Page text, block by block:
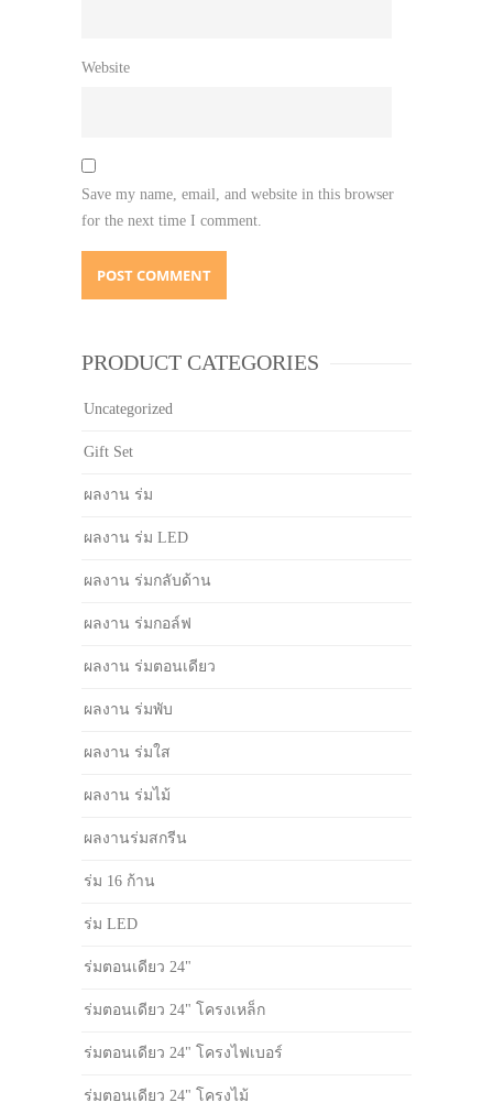
Website
Save my name, email, and website in this browser
for the next time I comment.
PRODUCT CATEGORIES
Uncategorized
Gift Set
ผลงาน ร่ม
ผลงาน ร่ม LED
ผลงาน ร่มกลับด้าน
ผลงาน ร่มกอล์ฟ
ผลงาน ร่มตอนเดียว
ผลงาน ร่มพับ
ผลงาน ร่มใส
ผลงาน ร่มไม้
ผลงานร่มสกรีน
ร่ม 16 ก้าน
ร่ม LED
ร่มตอนเดียว 24"
ร่มตอนเดียว 24" โครงเหล็ก
ร่มตอนเดียว 24" โครงไฟเบอร์
ร่มตอนเดียว 24" โครงไม้